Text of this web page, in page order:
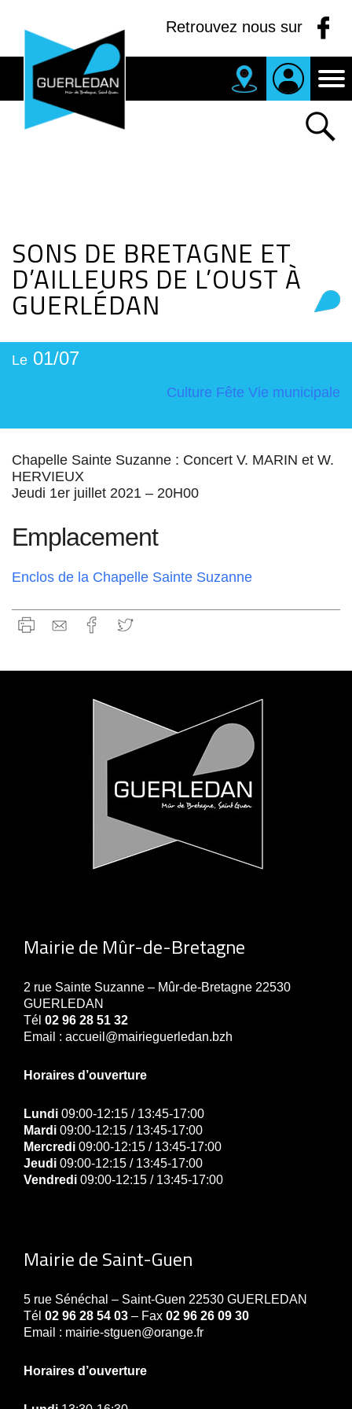
Retrouvez nous sur
SONS DE BRETAGNE ET
D’AILLEURS DE L’OUST À
GUERLÉDAN
Le 01/07
Culture Fête Vie municipale
Chapelle Sainte Suzanne : Concert V. MARIN et W.
HERVIEUX
Jeudi 1er juillet 2021 – 20H00
Emplacement
Enclos de la Chapelle Sainte Suzanne
Mairie de Mûr-de-Bretagne
2 rue Sainte Suzanne – Mûr-de-Bretagne 22530
GUERLEDAN
Tél 02 96 28 51 32
Email : accueil@mairieguerledan.bzh
Horaires d’ouverture
Lundi 09:00-12:15 / 13:45-17:00
Mardi 09:00-12:15 / 13:45-17:00
Mercredi 09:00-12:15 / 13:45-17:00
Jeudi 09:00-12:15 / 13:45-17:00
Vendredi 09:00-12:15 / 13:45-17:00
Mairie de Saint-Guen
5 rue Sénéchal – Saint-Guen 22530 GUERLEDAN
Tél 02 96 28 54 03 – Fax 02 96 26 09 30
Email : mairie-stguen@orange.fr
Horaires d’ouverture